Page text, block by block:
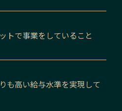
トで事業をしていること
も高い給与水準を実現して